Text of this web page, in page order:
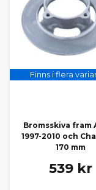
Finns i flera
Bromsskiva fram
1997-2010 och
170 mm
539 kr